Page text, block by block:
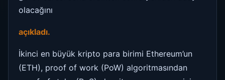
olacağını
açıkladı.
İkinci en büyük kripto para birimi Ethereum’un
(ETH), proof of work (PoW) algoritmasından